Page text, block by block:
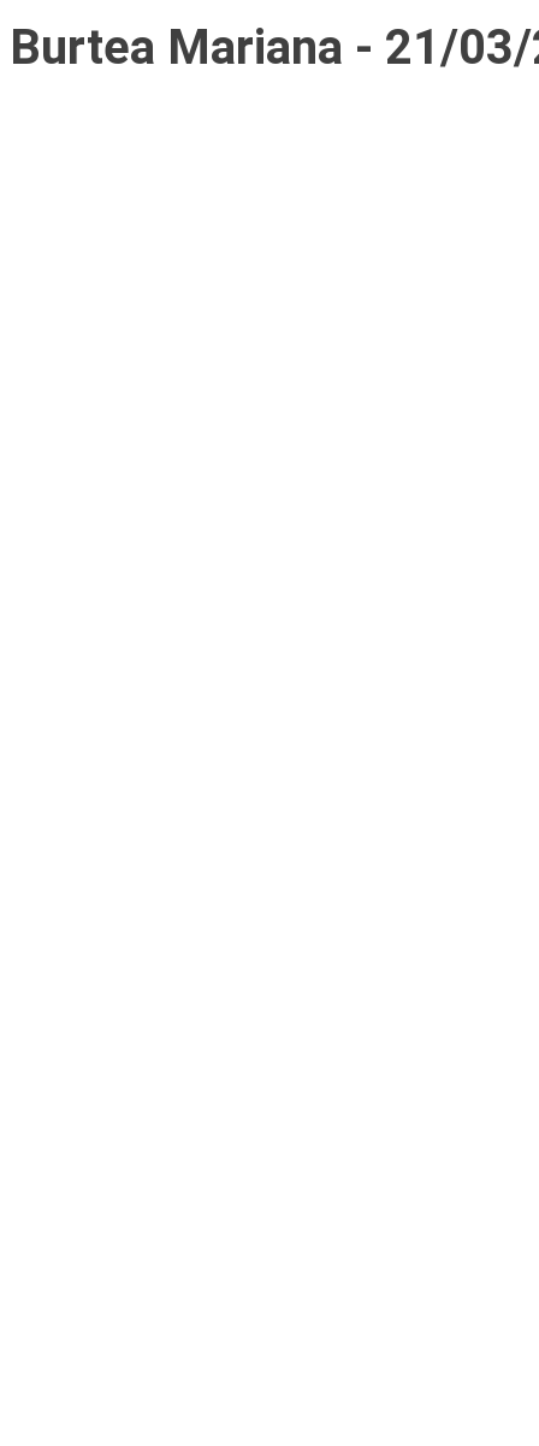
Burtea Mariana - 21/